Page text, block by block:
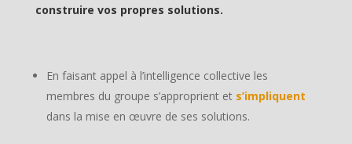
construire vos propres solutions.
En faisant appel à l’intelligence collective les
membres du groupe s’approprient et s’impliquent
dans la mise en œuvre de ses solutions.